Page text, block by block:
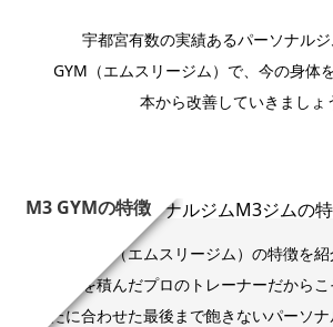
宇都宮有数の実績あるパーソナル
GYM（エムスリージム）で、今の身体
本から改善していきましょ
M3 GYMの特徴
M3 GYM（エムスリージム）の特徴を紹
経験を積んだプロのトレーナーだから
たに合わせた最後まで飽きないパーソ